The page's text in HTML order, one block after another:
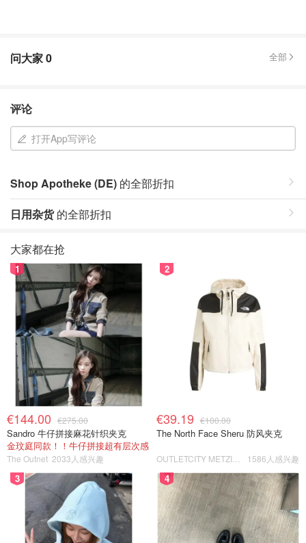
问大家0 全部
评论
打开App写评论
Shop Apotheke (DE) 的全部折扣
日用杂货的全部折扣
大家都在抢
1
€144.00 €275.00
Sandro 牛仔拼接麻花针织夹克
金玟庭同款！！牛仔拼接超有层次感
The Outnet 2033人感兴趣
2
€39.19 €100.00
The North Face Sheru 防风夹克
1586人感兴趣
3 4